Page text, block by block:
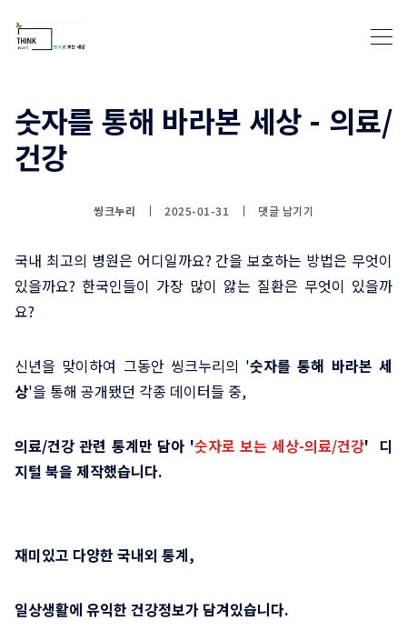
통계뉴스(www.statnews.net) 검
숫자를 통해 바라본 세상 - 의료/
건강
씽크누리 2025-01-31 댓글 남기기
국내 최고의 병원은 어디일까요? 간을 보호하는 방법은 무엇이
있을까요? 한국인들이 가장 많이 앓는 질환은 무엇이 있을까
요?
신년을 맞이하여 그동안 씽크누리의 '숫자를 통해 바라본 세
상'을 통해 공개됐던 각종 데이터들 중,
의료/건강 관련 통계만 담아 '숫자로 보는 세상-의료/건강' 디
지털 북을 제작했습니다.
재미있고 다양한 국내외 통계,
일상생활에 유익한 건강정보가 담겨있습니다.